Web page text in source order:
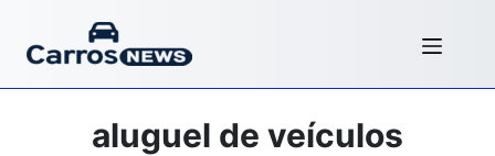
aluguel de veículos